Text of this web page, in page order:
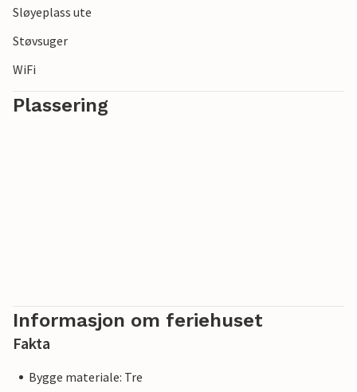
en rekke bruktbutikker og loppemarkeder i regionen som
du kan kikke på.
Sløyeplass ute
Støvsuger
WiFi
Plassering
Informasjon om feriehuset
Fakta
Bygge materiale: Tre